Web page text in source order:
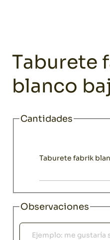
Taburete
blanco
Cantidades
Taburete fabrik
Observaciones
Observaciones